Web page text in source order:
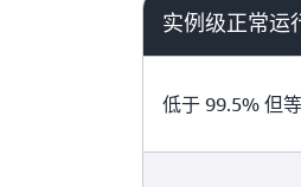
实例级正常运
低于 99.5% 但